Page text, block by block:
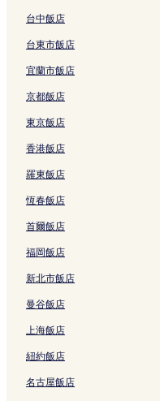
結
結
台中飯店
台東市飯店
宜蘭市飯店
京都飯店
東京飯店
香港飯店
羅東飯店
恆春飯店
首爾飯店
福岡飯店
新北市飯店
曼谷飯店
上海飯店
紐約飯店
名古屋飯店